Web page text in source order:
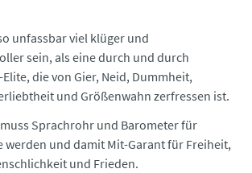
unfassbar viel klüger und
sein, als eine durch und durch
die von Gier, Neid, Dummheit,
und Größenwahn zerfressen ist.
Sprachrohr und Barometer für
werden und damit Mit-Garant für Freiheit,
und Frieden.